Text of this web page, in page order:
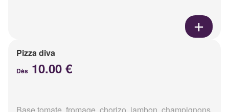
Pizza diva
Dès 10.00 €
Base tomate, fromage, chorizo, jambon, champignons,